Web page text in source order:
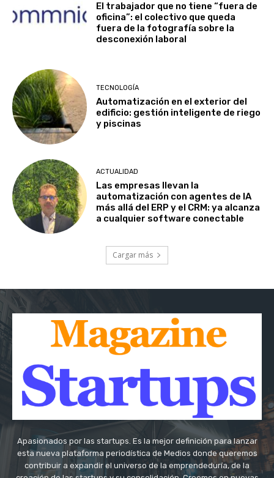
El trabajador que no tiene “fuera de
oficina”: el colectivo que queda
fuera de la fotografía sobre la
desconexión laboral
TECNOLOGÍA
Automatización en el exterior del
edificio: gestión inteligente de riego
y piscinas
ACTUALIDAD
Las empresas llevan la
automatización con agentes de IA
más allá del ERP y el CRM: ya alcanza
a cualquier software conectable
Cargar más
Apasionados por las startups. Es la mejor definición para lanzar
esta nueva plataforma periodística de Medios donde queremos
contribuir a expandir el universo de la emprendeduría, de la